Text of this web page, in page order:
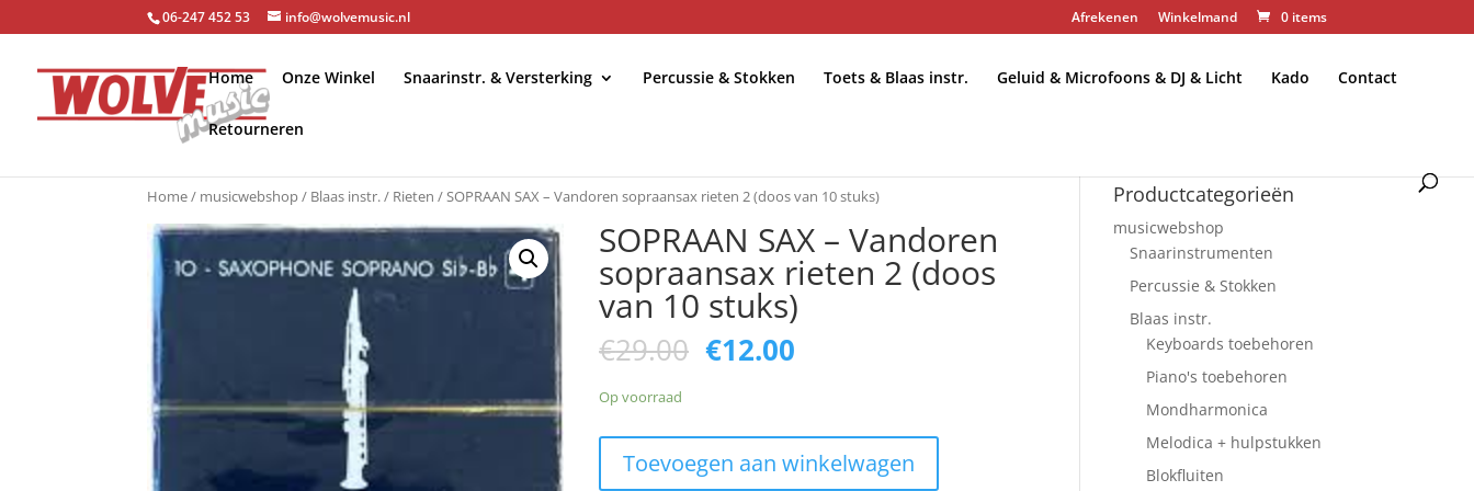
06-247 452 53 info@wolvemusic.nl Afrekenen Winkelmand 0 items
Home Onze Winkel Snaarinstr. & Versterking Percussie & Stokken Toets & Blaas instr. Geluid & Microfoons & DJ & Licht Kado Contact
Retourneren
Home/ musicwebshop/ Blaas instr./ Rieten / SOPRAAN SAX – Vandoren sopraansax rieten 2 (doos van 10 stuks)
SOPRAAN SAX – Vandoren
sopraansax rieten 2 (doos
van 10 stuks)
€29.00 Oorspronkelijke
prijs
€12.00
Op voorraad
Toevoegen aan winkelwagen
Productcategorieën
musicwebshop
Snaarinstrumenten
Percussie & Stokken
Blaas instr.
Keyboards toebehoren
Piano's toebehoren
Mondharmonica
Melodica + hulpstukken
Blokfluiten